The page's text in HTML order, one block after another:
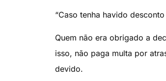
“Caso tenha havido
Quem não era obrigado a
isso, não paga multa por
devido.